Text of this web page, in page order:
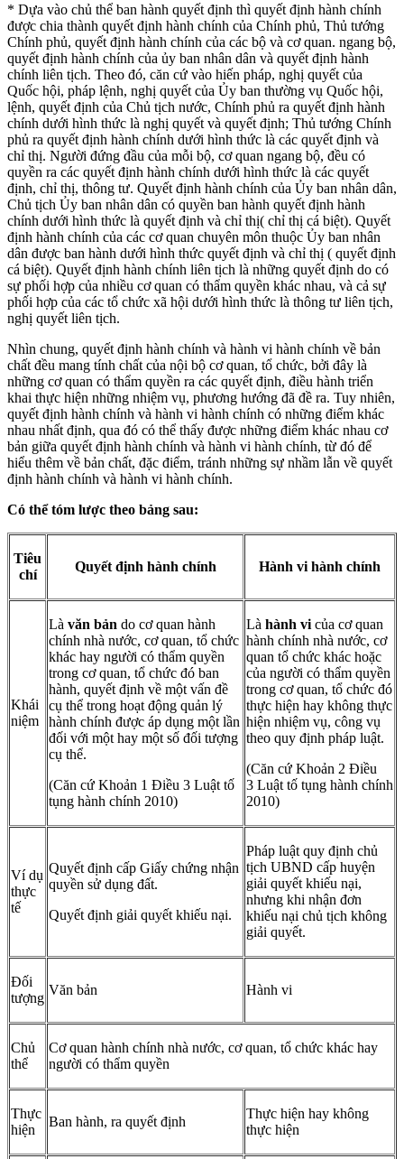
* Dựa vào chủ thể ban hành quyết định thì quyết định hành chính
được chia thành quyết định hành chính của Chính phủ, Thủ tướng
Chính phủ, quyết định hành chính của các bộ và cơ quan. ngang bộ,
quyết định hành chính của ủy ban nhân dân và quyết định hành
chính liên tịch. Theo đó, căn cứ vào hiến pháp, nghị quyết của
Quốc hội, pháp lệnh, nghị quyết của Ủy ban thường vụ Quốc hội,
lệnh, quyết định của Chủ tịch nước, Chính phủ ra quyết định hành
chính dưới hình thức là nghị quyết và quyết định; Thủ tướng Chính
phủ ra quyết định hành chính dưới hình thức là các quyết định và
chỉ thị. Người đứng đầu của mỗi bộ, cơ quan ngang bộ, đều có
quyền ra các quyết định hành chính dưới hình thức là các quyết
định, chỉ thị, thông tư. Quyết định hành chính của Ủy ban nhân dân,
Chủ tịch Ủy ban nhân dân có quyền ban hành quyết định hành
chính dưới hình thức là quyết định và chỉ thị( chỉ thị cá biệt). Quyết
định hành chính của các cơ quan chuyên môn thuộc Ủy ban nhân
dân được ban hành dưới hình thức quyết định và chỉ thị ( quyết định
cá biệt). Quyết định hành chính liên tịch là những quyết định do có
sự phối hợp của nhiều cơ quan có thẩm quyền khác nhau, và cả sự
phối hợp của các tổ chức xã hội dưới hình thức là thông tư liên tịch,
nghị quyết liên tịch.
Nhìn chung, quyết định hành chính và hành vi hành chính về bản
chất đều mang tính chất của nội bộ cơ quan, tổ chức, bởi đây là
những cơ quan có thẩm quyền ra các quyết định, điều hành triển
khai thực hiện những nhiệm vụ, phương hướng đã đề ra. Tuy nhiên,
quyết định hành chính và hành vi hành chính có những điểm khác
nhau nhất định, qua đó có thể thấy được những điểm khác nhau cơ
bản giữa quyết định hành chính và hành vi hành chính, từ đó để
hiểu thêm về bản chất, đặc điểm, tránh những sự nhầm lẫn về quyết
định hành chính và hành vi hành chính.
Có thể tóm lược theo bảng sau:
Tiêu
chí
Quyết định hành chính Hành vi hành chính
Khái
niệm
Là văn bản do cơ quan hành
chính nhà nước, cơ quan, tổ chức
khác hay người có thẩm quyền
trong cơ quan, tổ chức đó ban
hành, quyết định về một vấn đề
cụ thể trong hoạt động quản lý
hành chính được áp dụng một lần
đối với một hay một số đối tượng
cụ thể.
(Căn cứ Khoản 1 Điều 3 Luật tố
tụng hành chính 2010)
Là hành vi của cơ quan
hành chính nhà nước, cơ
quan tổ chức khác hoặc
của người có thẩm quyền
trong cơ quan, tổ chức đó
thực hiện hay không thực
hiện nhiệm vụ, công vụ
theo quy định pháp luật.
(Căn cứ Khoản 2 Điều
3 Luật tố tụng hành chính
2010)
Ví dụ
thực
tế
Quyết định cấp Giấy chứng nhận
quyền sử dụng đất.
Quyết định giải quyết khiếu nại.
Pháp luật quy định chủ
tịch UBND cấp huyện
giải quyết khiếu nại,
nhưng khi nhận đơn
khiếu nại chủ tịch không
giải quyết.
Đối
tượng
Văn bản Hành vi
Chủ
thể
Cơ quan hành chính nhà nước, cơ quan, tổ chức khác hay
người có thẩm quyền
Thực
hiện
Ban hành, ra quyết định
Thực hiện hay không
thực hiện